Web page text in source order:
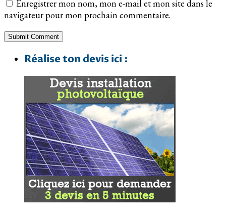
Enregistrer mon nom, mon e-mail et mon site dans le
navigateur pour mon prochain commentaire.
Réalise ton devis ici :